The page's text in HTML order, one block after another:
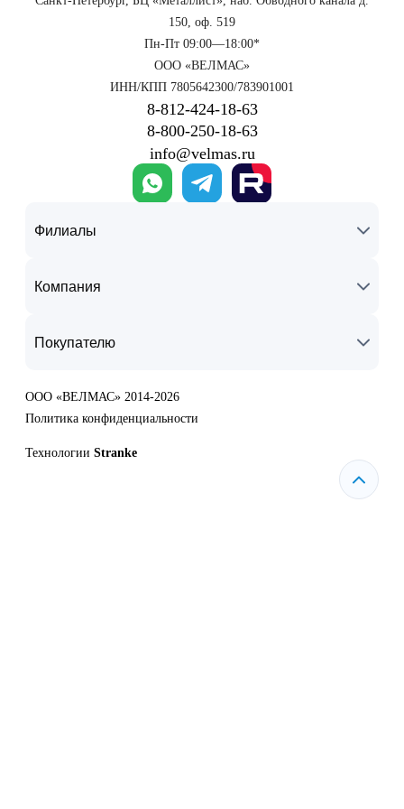
150, оф. 519
Пн-Пт 09:00—18:00*
ООО «ВЕЛМАС»
ИНН/КПП 7805642300/783901001
8‑812‑424‑18‑63
8‑800‑250‑18‑63
info@velmas.ru
Филиалы
Компания
Покупателю
ООО «ВЕЛМАС» 2014-2026
Политика конфиденциальности
Технологии Stranke